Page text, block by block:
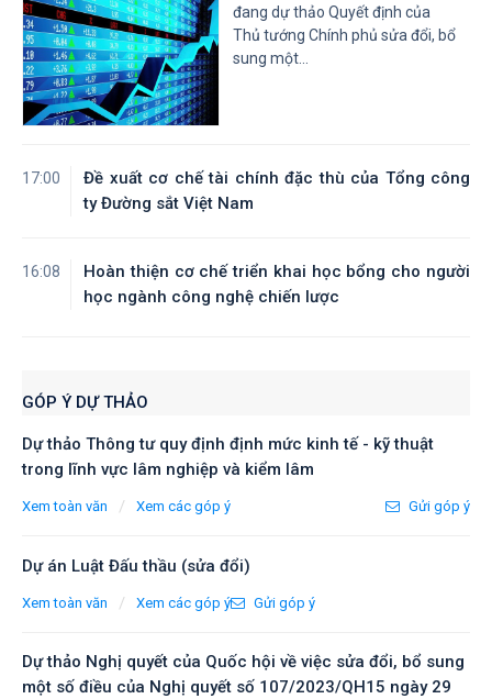
đang dự thảo Quyết định của
Thủ tướng Chính phủ sửa đổi, bổ
sung một...
17:00
Đề xuất cơ chế tài chính đặc thù của Tổng công
ty Đường sắt Việt Nam
16:08
Hoàn thiện cơ chế triển khai học bổng cho người
học ngành công nghệ chiến lược
GÓP Ý DỰ THẢO
Dự thảo Thông tư quy định định mức kinh tế - kỹ thuật
trong lĩnh vực lâm nghiệp và kiểm lâm
Xem toàn văn / Xem các góp ý Gửi góp ý
Dự án Luật Đấu thầu (sửa đổi)
Xem toàn văn / Xem các góp ý Gửi góp ý
Dự thảo Nghị quyết của Quốc hội về việc sửa đổi, bổ sung
một số điều của Nghị quyết số 107/2023/QH15 ngày 29